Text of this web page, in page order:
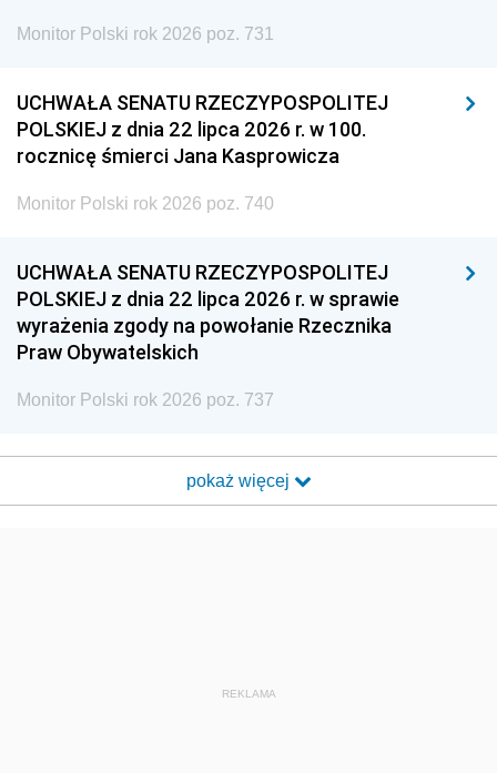
Monitor Polski rok 2026 poz. 731
UCHWAŁA SENATU RZECZYPOSPOLITEJ
POLSKIEJ z dnia 22 lipca 2026 r. w 100.
rocznicę śmierci Jana Kasprowicza
Monitor Polski rok 2026 poz. 740
UCHWAŁA SENATU RZECZYPOSPOLITEJ
POLSKIEJ z dnia 22 lipca 2026 r. w sprawie
wyrażenia zgody na powołanie Rzecznika
Praw Obywatelskich
Monitor Polski rok 2026 poz. 737
pokaż więcej
REKLAMA